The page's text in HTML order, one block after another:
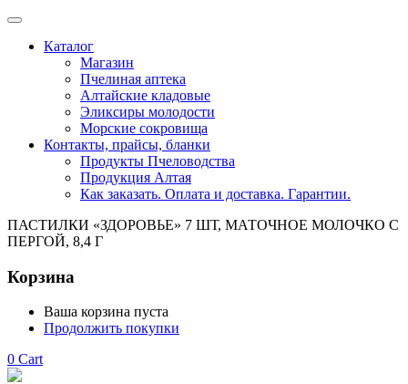
Каталог
Магазин
Пчелиная аптека
Алтайские кладовые
Эликсиры молодости
Морские сокровища
Контакты, прайсы, бланки
Продукты Пчеловодства
Продукция Алтая
Как заказать. Оплата и доставка. Гарантии.
ПАСТИЛКИ «ЗДОРОВЬЕ» 7 ШТ, МАТОЧНОЕ МОЛОЧКО С
ПЕРГОЙ, 8,4 Г
Корзина
Ваша корзина пуста
Продолжить покупки
0 Cart